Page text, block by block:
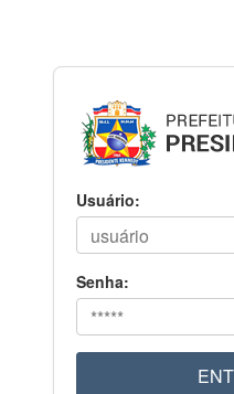
Usuário:
Senha: